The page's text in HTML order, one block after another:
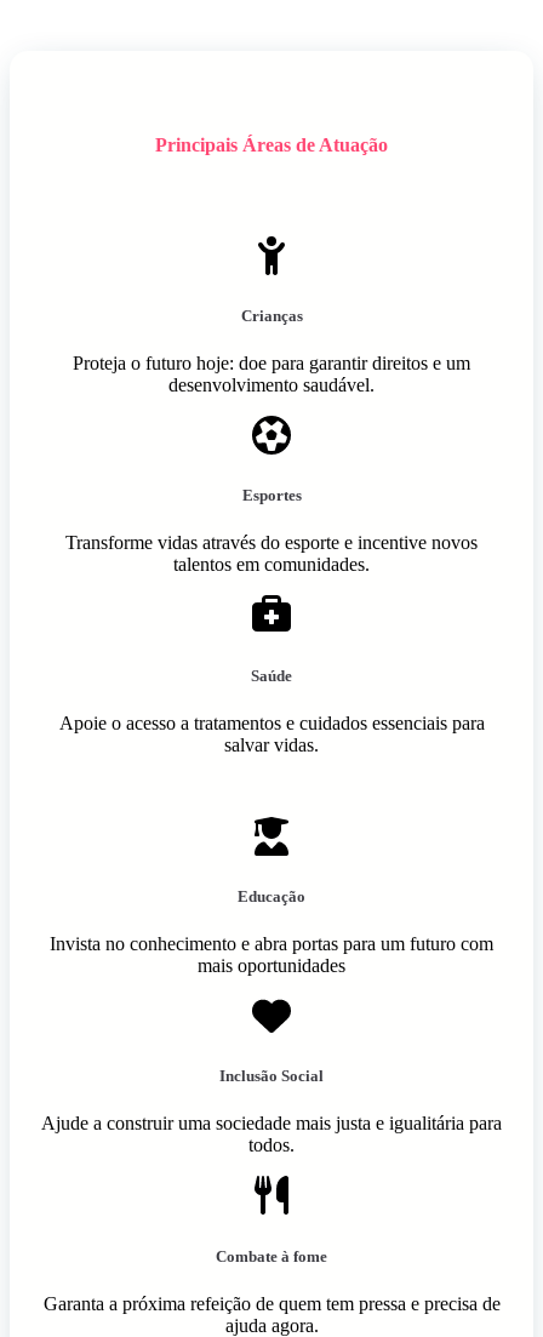
Principais Áreas de Atuação
Crianças
Proteja o futuro hoje: doe para garantir direitos e um
desenvolvimento saudável.
Esportes
Transforme vidas através do esporte e incentive novos
talentos em comunidades.
Saúde
Apoie o acesso a tratamentos e cuidados essenciais para
salvar vidas.
Educação
Invista no conhecimento e abra portas para um futuro com
mais oportunidades
Inclusão Social
Ajude a construir uma sociedade mais justa e igualitária para
todos.
Combate à fome
Garanta a próxima refeição de quem tem pressa e precisa de
ajuda agora.